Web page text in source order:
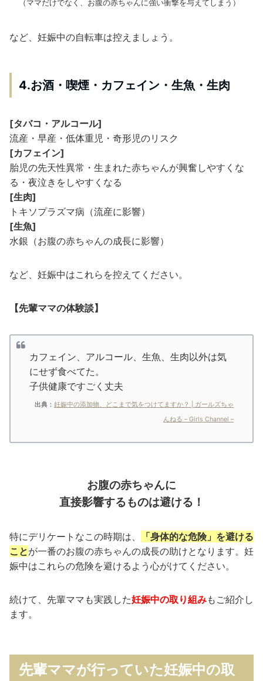
（ママだけでなく、お腹の赤ちゃんに強い衝撃を与えてしまう）
など、妊娠中の自転車は控えましょう。
4.お酒・喫煙・カフェイン・生魚・生肉
[タバコ・アルコール]
流産・早産・低体重児・奇形児のリスク
[カフェイン]
胎児の先天性異常・生まれた赤ちゃんが興奮しやすくな
る・夜泣きをしやすくなる
[生肉]
トキソプラズマ病（流産に影響）
[生魚]
水銀（お腹の赤ちゃんの成長に影響）
など、妊娠中はこれらを控えてください。
【先輩ママの体験談】
カフェイン、アルコール、生魚、生肉以外は気
にせず食べてた。
子供健康ですごく丈夫
出典： 妊娠中の添加物、どこまで気をつけてますか？ | ガールズちゃ
んねる – Girls Channel –
お腹の赤ちゃんに
直接影響するものは避ける！
特にデリケートなこの時期は、
「身体的な危険」を避ける
ことが一番のお腹の赤ちゃんの成長の助けとなります。妊
娠中はこれらの危険を避けるよう心がけてください。
続けて、先輩ママも実践した妊娠中の取り組みもご紹介し
ます。
先輩ママが行っていた妊娠中の取